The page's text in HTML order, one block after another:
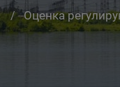
Оценка